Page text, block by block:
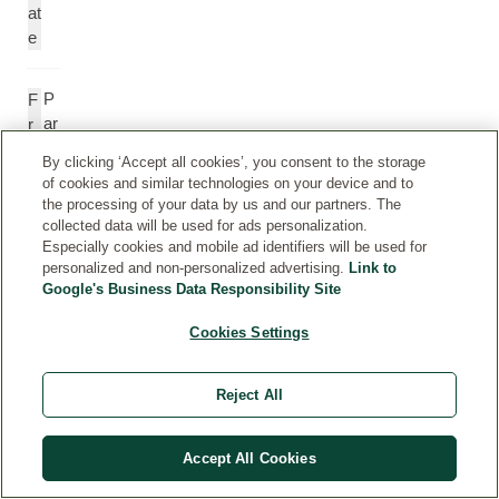
at
e
F
r
P
ar
ü
m
By clicking ‘Accept all cookies’, you consent to the storage
of cookies and similar technologies on your device and to
the processing of your data by us and our partners. The
collected data will be used for ads personalization.
Especially cookies and mobile ad identifiers will be used for
personalized and non-personalized advertising. Link to
Google's Business Data Responsibility Site
Cookies Settings
Reject All
Accept All Cookies